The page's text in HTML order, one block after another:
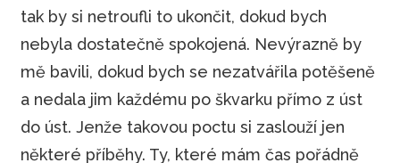
tak by si netroufli to ukončit, dokud bych
nebyla dostatečně spokojená. Nevýrazně by
mě bavili, dokud bych se nezatvářila potěšeně
a nedala jim každému po škvarku přímo z úst
do úst. Jenže takovou poctu si zaslouží jen
některé příběhy. Ty, které mám čas pořádně